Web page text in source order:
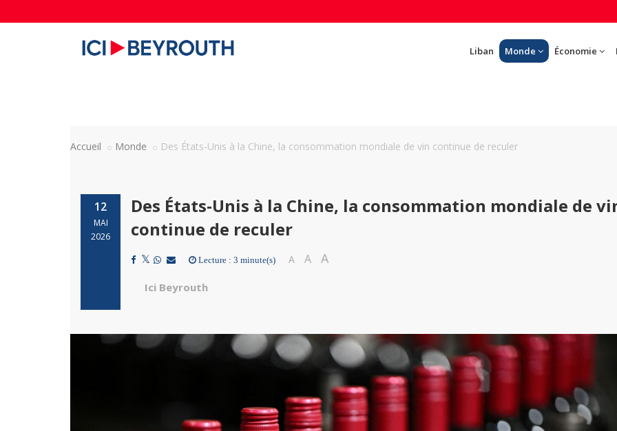
Liban Monde Économie
Accueil Monde Des États-Unis à la Chine, la consommation mondiale de vin continue de reculer
12
MAI
2026
Des États-Unis à la Chine, la consommation mondiale de
continue de reculer
Lecture : 3 minute(s) A A A
Ici Beyrouth